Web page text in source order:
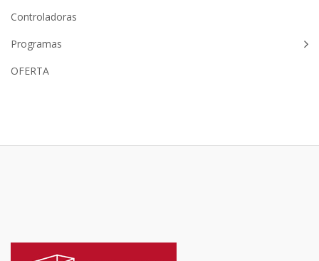
Controladoras
Programas
OFERTA